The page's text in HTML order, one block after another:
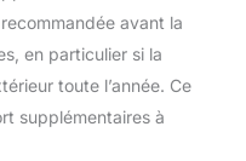
des milliers de
en bois
avec amour.
et tours
permettent aux
avant la
en particulier si la
toute l’année. Ce
supplémentaires à